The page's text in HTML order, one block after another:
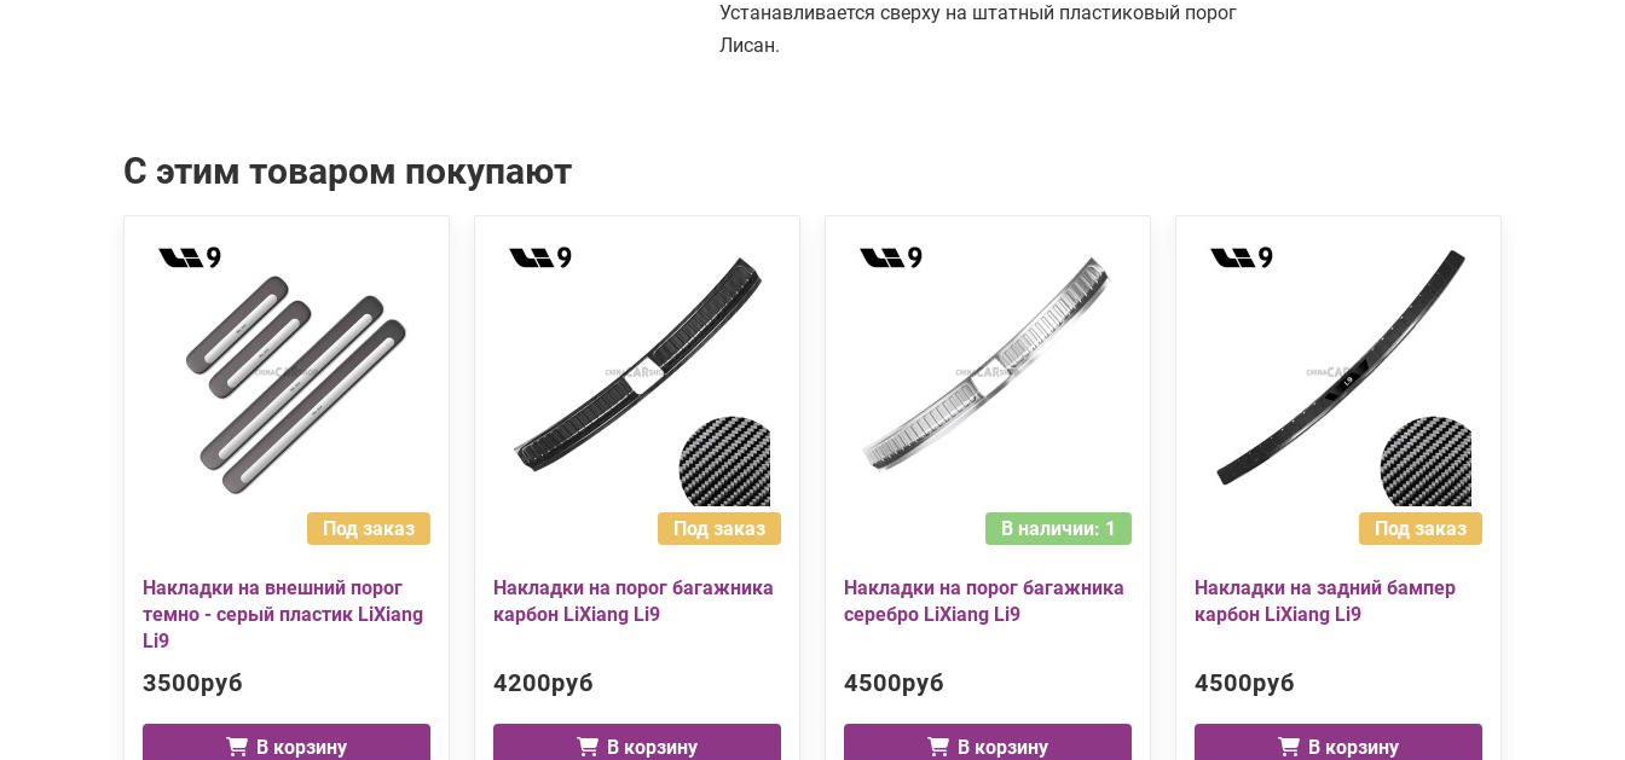
Устанавливается сверху на штатный пластиковый порог
Лисан.
С этим товаром покупают
Под заказ
Накладки на внешний порог
темно - серый пластик LiXiang
Li9
3500руб
В корзину
Под заказ
Накладки на порог багажника
карбон LiXiang Li9
4200руб
В корзину
В наличии: 1
Накладки на порог багажника
серебро LiXiang Li9
4500руб
В корзину
Под заказ
Накладки на задний бампер
карбон LiXiang Li9
4500руб
В корзину